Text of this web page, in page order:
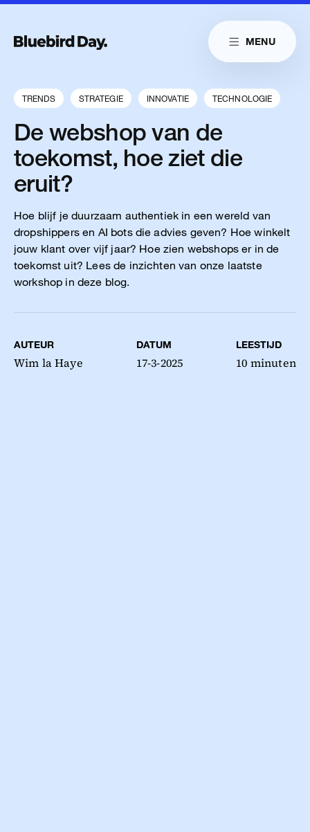
Skip to main content
MENU
Link naar
Cases
Diensten
Insights
Cultuur
Contact
Reduitlaan 29
4814 DC Breda
+31 76 204 30 46
hello@bluebirdday.nl
TRENDS STRATEGIE INNOVATIE TECHNOLOGIE
De webshop van de
toekomst, hoe ziet die
eruit?
Hoe blijf je duurzaam authentiek in een wereld van
dropshippers en AI bots die advies geven? Hoe winkelt
jouw klant over vijf jaar? Hoe zien webshops er in de
toekomst uit? Lees de inzichten van onze laatste
workshop in deze blog.
AUTEUR
Wim la Haye
DATUM
17-3-2025
LEESTIJD
10 minuten